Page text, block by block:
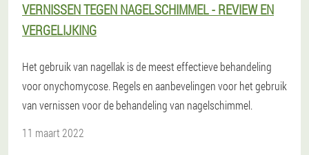
VERNISSEN TEGEN NAGELSCHIMMEL - REVIEW EN
VERGELIJKING
Het gebruik van nagellak is de meest effectieve behandeling
voor onychomycose. Regels en aanbevelingen voor het gebruik
van vernissen voor de behandeling van nagelschimmel.
11 maart 2022